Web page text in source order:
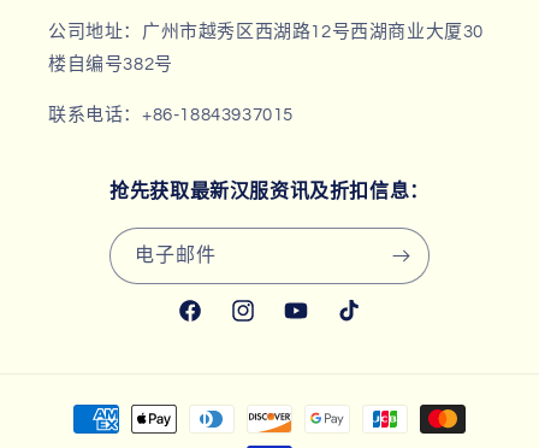
公司地址：广州市越秀区西湖路12号西湖商业大厦30
楼自编号382号
联系电话：+86-18843937015
抢先获取最新汉服资讯及折扣信息：
电子邮件
FacebookInstagramYouTubeTikTok